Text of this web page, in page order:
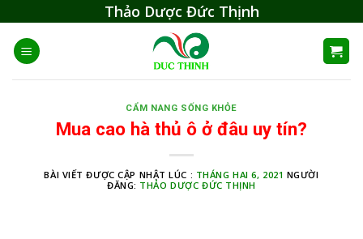
content
Thảo Dược Đức Thịnh
CẨM NANG SỐNG KHỎE
Mua cao hà thủ ô ở đâu uy tín?
BÀI VIẾT ĐƯỢC CẬP NHẬT LÚC : THÁNG HAI 6, 2021 NGƯỜI
ĐĂNG: THẢO DƯỢC ĐỨC THỊNH